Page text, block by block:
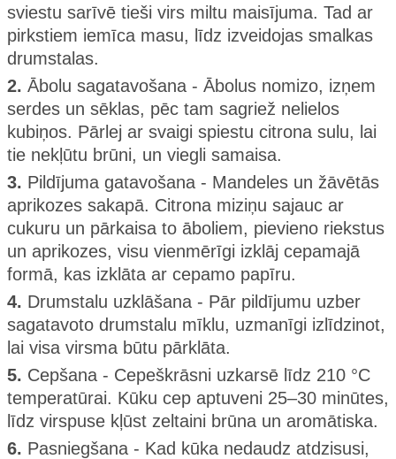
sviestu sarīvē tieši virs miltu maisījuma. Tad ar
pirkstiem iemīca masu, līdz izveidojas smalkas
drumstalas.
2. Ābolu sagatavošana - Ābolus nomizo, izņem
serdes un sēklas, pēc tam sagriež nelielos
kubiņos. Pārlej ar svaigi spiestu citrona sulu, lai
tie nekļūtu brūni, un viegli samaisa.
3. Pildījuma gatavošana - Mandeles un žāvētās
aprikozes sakapā. Citrona miziņu sajauc ar
cukuru un pārkaisa to āboliem, pievieno riekstus
un aprikozes, visu vienmērīgi izklāj cepamajā
formā, kas izklāta ar cepamo papīru.
4. Drumstalu uzklāšana - Pār pildījumu uzber
sagatavoto drumstalu mīklu, uzmanīgi izlīdzinot,
lai visa virsma būtu pārklāta.
5. Cepšana - Cepeškrāsni uzkarsē līdz 210 °C
temperatūrai. Kūku cep aptuveni 25–30 minūtes,
līdz virspuse kļūst zeltaini brūna un aromātiska.
6. Pasniegšana - Kad kūka nedaudz atdzisusi,